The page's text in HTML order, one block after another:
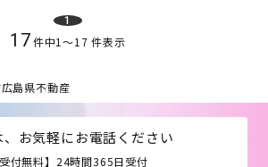
1
17件中1〜17 件表示
広島県不動産
、お気軽にお電話ください
受付無料】24時間365日受付